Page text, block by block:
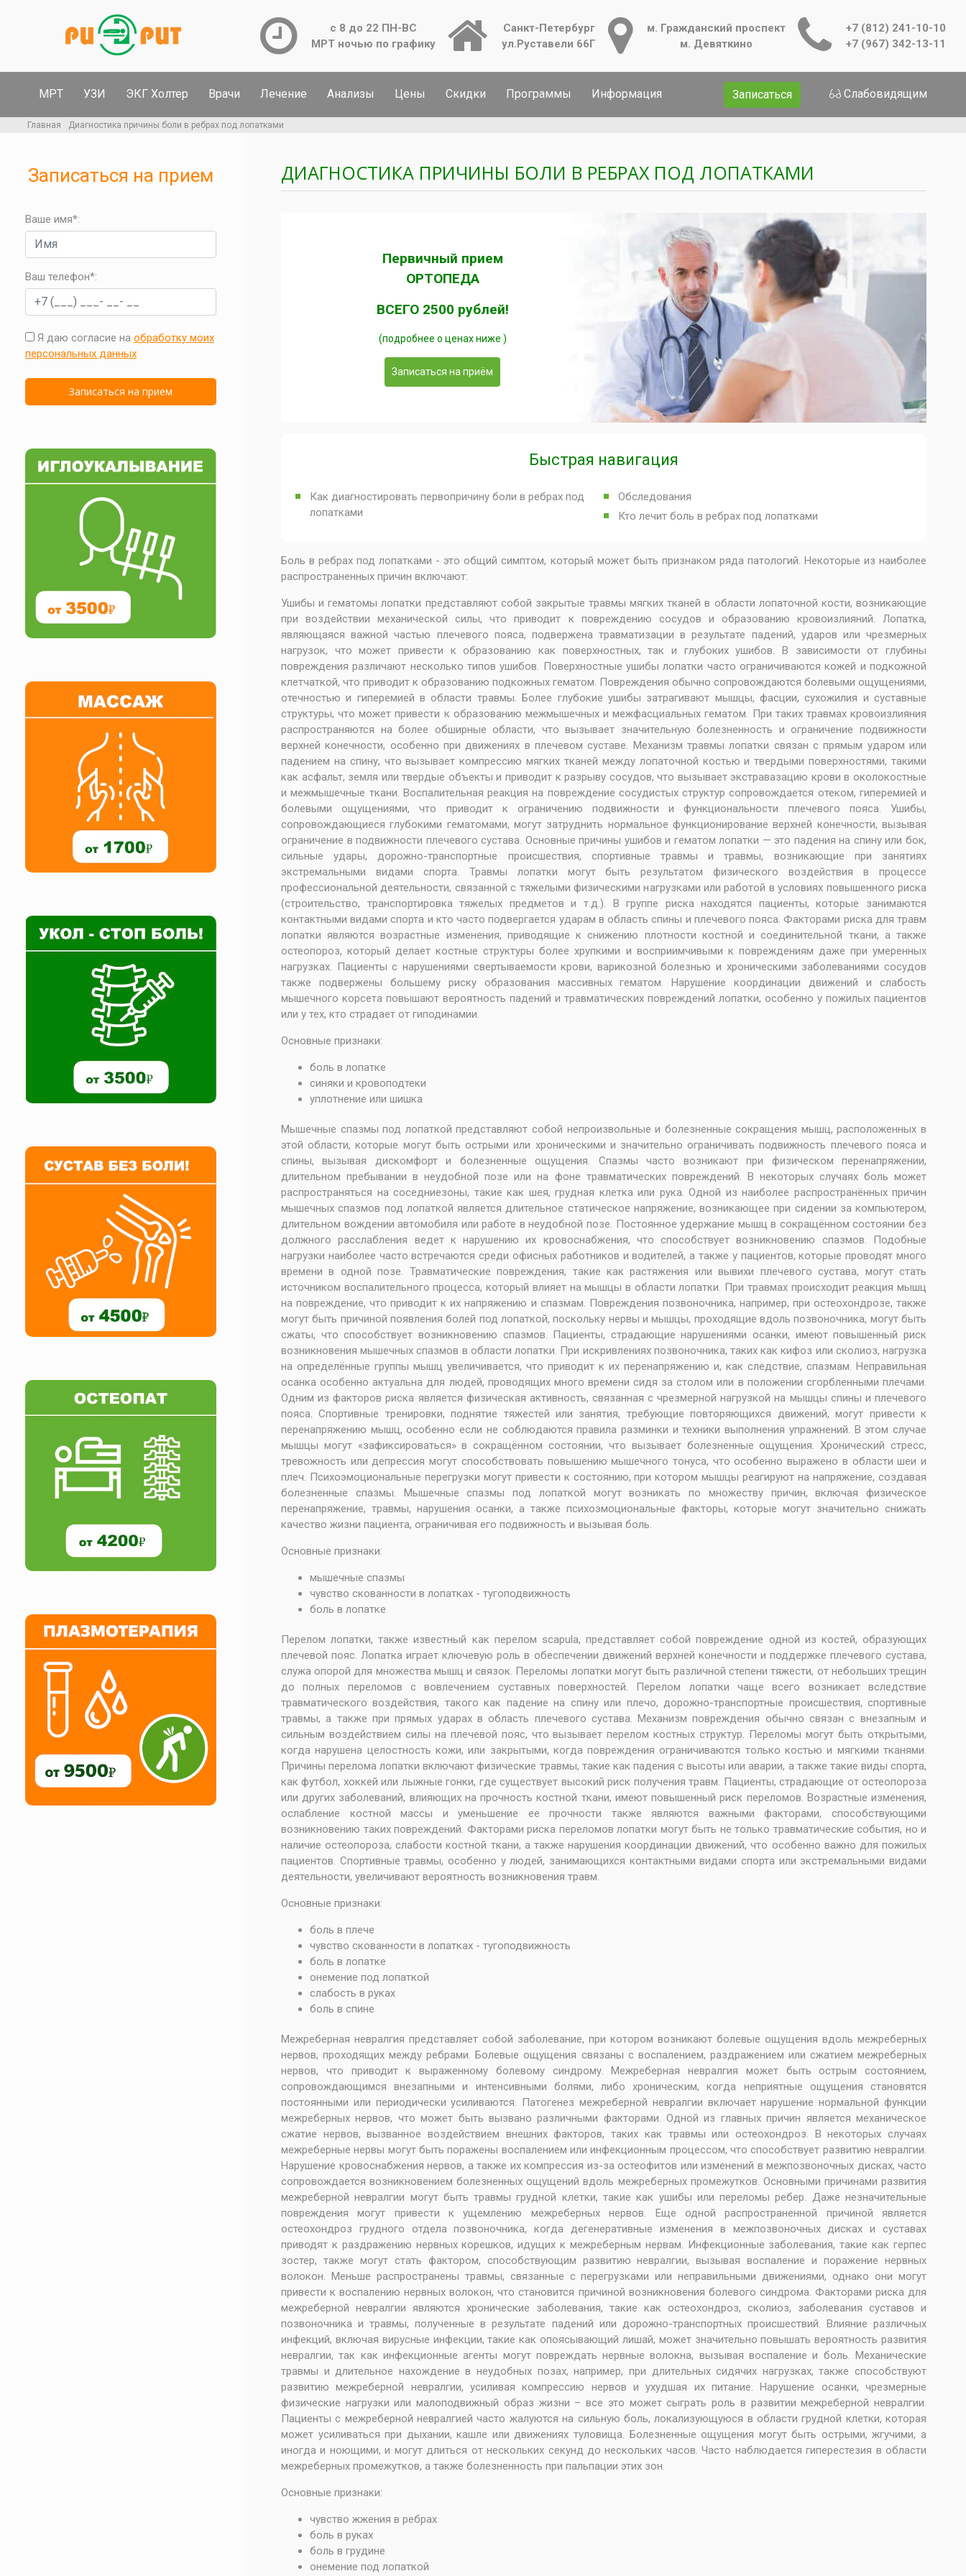
с 8 до 22 ПН-ВС
МРТ ночью по графику
Санкт-Петербург
ул.Руставели 66Г
м. Гражданский проспект
м. Девяткино
+7 (812) 241-10-10
+7 (967) 342-13-11
МРТ УЗИ ЭКГ Холтер Врачи Лечение Анализы Цены Скидки Программы Информация Записаться Слабовидящим
Главная Диагностика причины боли в ребрах под лопатками
Записаться на прием
Ваше имя*:
Ваш телефон*:
Я даю согласие на обработку моих
персональных данных
ДИАГНОСТИКА ПРИЧИНЫ БОЛИ В РЕБРАХ ПОД ЛОПАТКАМИ
Первичный прием
ОРТОПЕДА
ВСЕГО 2500 рублей!
(подробнее о ценах ниже )
Записаться на приём
Быстрая навигация
Как диагностировать первопричину боли в ребрах под
лопатками
Обследования
Кто лечит боль в ребрах под лопатками
Боль в ребрах под лопатками - это общий симптом, который может быть признаком ряда патологий. Некоторые из наиболее
распространенных причин включают:
Ушибы и гематомы лопатки представляют собой закрытые травмы мягких тканей в области лопаточной кости, возникающие
при воздействии механической силы, что приводит к повреждению сосудов и образованию кровоизлияний. Лопатка,
являющаяся важной частью плечевого пояса, подвержена травматизации в результате падений, ударов или чрезмерных
нагрузок, что может привести к образованию как поверхностных, так и глубоких ушибов. В зависимости от глубины
повреждения различают несколько типов ушибов. Поверхностные ушибы лопатки часто ограничиваются кожей и подкожной
клетчаткой, что приводит к образованию подкожных гематом. Повреждения обычно сопровождаются болевыми ощущениями,
отечностью и гиперемией в области травмы. Более глубокие ушибы затрагивают мышцы, фасции, сухожилия и суставные
структуры, что может привести к образованию межмышечных и межфасциальных гематом. При таких травмах кровоизлияния
распространяются на более обширные области, что вызывает значительную болезненность и ограничение подвижности
верхней конечности, особенно при движениях в плечевом суставе. Механизм травмы лопатки связан с прямым ударом или
падением на спину, что вызывает компрессию мягких тканей между лопаточной костью и твердыми поверхностями, такими
как асфальт, земля или твердые объекты и приводит к разрыву сосудов, что вызывает экстравазацию крови в околокостные
и межмышечные ткани. Воспалительная реакция на повреждение сосудистых структур сопровождается отеком, гиперемией и
болевыми ощущениями, что приводит к ограничению подвижности и функциональности плечевого пояса. Ушибы,
сопровождающиеся глубокими гематомами, могут затруднить нормальное функционирование верхней конечности, вызывая
ограничение в подвижности плечевого сустава. Основные причины ушибов и гематом лопатки — это падения на спину или бок,
сильные удары, дорожно-транспортные происшествия, спортивные травмы и травмы, возникающие при занятиях
экстремальными видами спорта. Травмы лопатки могут быть результатом физического воздействия в процессе
профессиональной деятельности, связанной с тяжелыми физическими нагрузками или работой в условиях повышенного риска
(строительство, транспортировка тяжелых предметов и т.д.). В группе риска находятся пациенты, которые занимаются
контактными видами спорта и кто часто подвергается ударам в область спины и плечевого пояса. Факторами риска для травм
лопатки являются возрастные изменения, приводящие к снижению плотности костной и соединительной ткани, а также
остеопороз, который делает костные структуры более хрупкими и восприимчивыми к повреждениям даже при умеренных
нагрузках. Пациенты с нарушениями свертываемости крови, варикозной болезнью и хроническими заболеваниями сосудов
также подвержены большему риску образования массивных гематом. Нарушение координации движений и слабость
мышечного корсета повышают вероятность падений и травматических повреждений лопатки, особенно у пожилых пациентов
или у тех, кто страдает от гиподинамии.
Основные признаки:
боль в лопатке
синяки и кровоподтеки
уплотнение или шишка
Мышечные спазмы под лопаткой представляют собой непроизвольные и болезненные сокращения мышц, расположенных в
этой области, которые могут быть острыми или хроническими и значительно ограничивать подвижность плечевого пояса и
спины, вызывая дискомфорт и болезненные ощущения. Спазмы часто возникают при физическом перенапряжении,
длительном пребывании в неудобной позе или на фоне травматических повреждений. В некоторых случаях боль может
распространяться на соседниезоны, такие как шея, грудная клетка или рука. Одной из наиболее распространённых причин
мышечных спазмов под лопаткой является длительное статическое напряжение, возникающее при сидении за компьютером,
длительном вождении автомобиля или работе в неудобной позе. Постоянное удержание мышц в сокращённом состоянии без
должного расслабления ведет к нарушению их кровоснабжения, что способствует возникновению спазмов. Подобные
нагрузки наиболее часто встречаются среди офисных работников и водителей, а также у пациентов, которые проводят много
времени в одной позе. Травматические повреждения, такие как растяжения или вывихи плечевого сустава, могут стать
источником воспалительного процесса, который влияет на мышцы в области лопатки. При травмах происходит реакция мышц
на повреждение, что приводит к их напряжению и спазмам. Повреждения позвоночника, например, при остеохондрозе, также
могут быть причиной появления болей под лопаткой, поскольку нервы и мышцы, проходящие вдоль позвоночника, могут быть
сжаты, что способствует возникновению спазмов. Пациенты, страдающие нарушениями осанки, имеют повышенный риск
возникновения мышечных спазмов в области лопатки. При искривлениях позвоночника, таких как кифоз или сколиоз, нагрузка
на определённые группы мышц увеличивается, что приводит к их перенапряжению и, как следствие, спазмам. Неправильная
осанка особенно актуальна для людей, проводящих много времени сидя за столом или в положении сгорбленными плечами.
Одним из факторов риска является физическая активность, связанная с чрезмерной нагрузкой на мышцы спины и плечевого
пояса. Спортивные тренировки, поднятие тяжестей или занятия, требующие повторяющихся движений, могут привести к
перенапряжению мышц, особенно если не соблюдаются правила разминки и техники выполнения упражнений. В этом случае
мышцы могут «зафиксироваться» в сокращённом состоянии, что вызывает болезненные ощущения. Хронический стресс,
тревожность или депрессия могут способствовать повышению мышечного тонуса, что особенно выражено в области шеи и
плеч. Психоэмоциональные перегрузки могут привести к состоянию, при котором мышцы реагируют на напряжение, создавая
болезненные спазмы. Мышечные спазмы под лопаткой могут возникать по множеству причин, включая физическое
перенапряжение, травмы, нарушения осанки, а также психоэмоциональные факторы, которые могут значительно снижать
качество жизни пациента, ограничивая его подвижность и вызывая боль.
Основные признаки:
мышечные спазмы
чувство скованности в лопатках - тугоподвижность
боль в лопатке
Перелом лопатки, также известный как перелом scapula, представляет собой повреждение одной из костей, образующих
плечевой пояс. Лопатка играет ключевую роль в обеспечении движений верхней конечности и поддержке плечевого сустава,
служа опорой для множества мышц и связок. Переломы лопатки могут быть различной степени тяжести, от небольших трещин
до полных переломов с вовлечением суставных поверхностей. Перелом лопатки чаще всего возникает вследствие
травматического воздействия, такого как падение на спину или плечо, дорожно-транспортные происшествия, спортивные
травмы, а также при прямых ударах в область плечевого сустава. Механизм повреждения обычно связан с внезапным и
сильным воздействием силы на плечевой пояс, что вызывает перелом костных структур. Переломы могут быть открытыми,
когда нарушена целостность кожи, или закрытыми, когда повреждения ограничиваются только костью и мягкими тканями.
Причины перелома лопатки включают физические травмы, такие как падения с высоты или аварии, а также такие виды спорта,
как футбол, хоккей или лыжные гонки, где существует высокий риск получения травм. Пациенты, страдающие от остеопороза
или других заболеваний, влияющих на прочность костной ткани, имеют повышенный риск переломов. Возрастные изменения,
ослабление костной массы и уменьшение ее прочности также являются важными факторами, способствующими
возникновению таких повреждений. Факторами риска переломов лопатки могут быть не только травматические события, но и
наличие остеопороза, слабости костной ткани, а также нарушения координации движений, что особенно важно для пожилых
пациентов. Спортивные травмы, особенно у людей, занимающихся контактными видами спорта или экстремальными видами
деятельности, увеличивают вероятность возникновения травм.
Основные признаки:
боль в плече
чувство скованности в лопатках - тугоподвижность
боль в лопатке
онемение под лопаткой
слабость в руках
боль в спине
Межреберная невралгия представляет собой заболевание, при котором возникают болевые ощущения вдоль межреберных
нервов, проходящих между ребрами. Болевые ощущения связаны с воспалением, раздражением или сжатием межреберных
нервов, что приводит к выраженному болевому синдрому. Межреберная невралгия может быть острым состоянием,
сопровождающимся внезапными и интенсивными болями, либо хроническим, когда неприятные ощущения становятся
постоянными или периодически усиливаются. Патогенез межреберной невралгии включает нарушение нормальной функции
межреберных нервов, что может быть вызвано различными факторами. Одной из главных причин является механическое
сжатие нервов, вызванное воздействием внешних факторов, таких как травмы или остеохондроз. В некоторых случаях
межреберные нервы могут быть поражены воспалением или инфекционным процессом, что способствует развитию невралгии.
Нарушение кровоснабжения нервов, а также их компрессия из-за остеофитов или изменений в межпозвоночных дисках, часто
сопровождается возникновением болезненных ощущений вдоль межреберных промежутков. Основными причинами развития
межреберной невралгии могут быть травмы грудной клетки, такие как ушибы или переломы ребер. Даже незначительные
повреждения могут привести к ущемлению межреберных нервов. Еще одной распространенной причиной является
остеохондроз грудного отдела позвоночника, когда дегенеративные изменения в межпозвоночных дисках и суставах
приводят к раздражению нервных корешков, идущих к межреберным нервам. Инфекционные заболевания, такие как герпес
зостер, также могут стать фактором, способствующим развитию невралгии, вызывая воспаление и поражение нервных
волокон. Меньше распространены травмы, связанные с перегрузками или неправильными движениями, однако они могут
привести к воспалению нервных волокон, что становится причиной возникновения болевого синдрома. Факторами риска для
межреберной невралгии являются хронические заболевания, такие как остеохондроз, сколиоз, заболевания суставов и
позвоночника и травмы, полученные в результате падений или дорожно-транспортных происшествий. Влияние различных
инфекций, включая вирусные инфекции, такие как опоясывающий лишай, может значительно повышать вероятность развития
невралгии, так как инфекционные агенты могут повреждать нервные волокна, вызывая воспаление и боль. Механические
травмы и длительное нахождение в неудобных позах, например, при длительных сидячих нагрузках, также способствуют
развитию межреберной невралгии, усиливая компрессию нервов и ухудшая их питание. Нарушение осанки, чрезмерные
физические нагрузки или малоподвижный образ жизни – все это может сыграть роль в развитии межреберной невралгии.
Пациенты с межреберной невралгией часто жалуются на сильную боль, локализующуюся в области грудной клетки, которая
может усиливаться при дыхании, кашле или движениях туловища. Болезненные ощущения могут быть острыми, жгучими, а
иногда и ноющими, и могут длиться от нескольких секунд до нескольких часов. Часто наблюдается гиперестезия в области
межреберных промежутков, а также болезненность при пальпации этих зон.
Основные признаки:
чувство жжения в ребрах
боль в руках
боль в грудине
онемение под лопаткой